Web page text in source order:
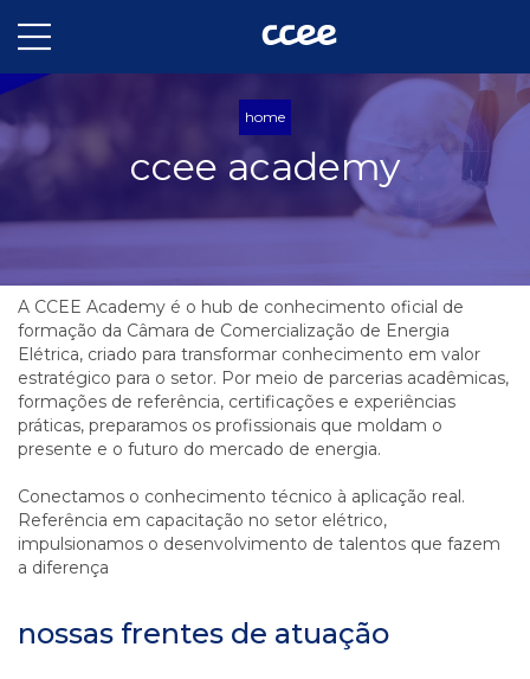
home
ccee academy
A CCEE Academy é o hub de conhecimento oficial de
formação da Câmara de Comercialização de Energia
Elétrica, criado para transformar conhecimento em valor
estratégico para o setor. Por meio de parcerias acadêmicas,
formações de referência, certificações e experiências
práticas, preparamos os profissionais que moldam o
presente e o futuro do mercado de energia.
Conectamos o conhecimento técnico à aplicação real.
Referência em capacitação no setor elétrico,
impulsionamos o desenvolvimento de talentos que fazem
a diferença
nossas frentes de atuação